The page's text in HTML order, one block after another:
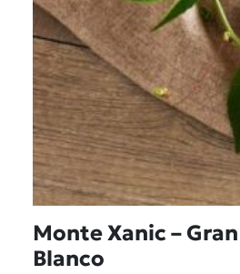
Monte Xanic –
Blanco